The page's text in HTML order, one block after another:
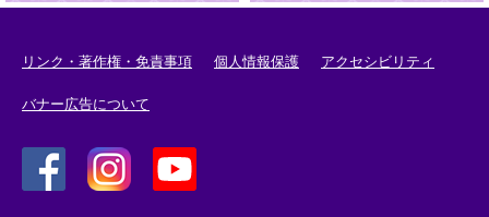
リンク・著作権・免責事項 個人情報保護 アクセシビリティ
バナー広告について